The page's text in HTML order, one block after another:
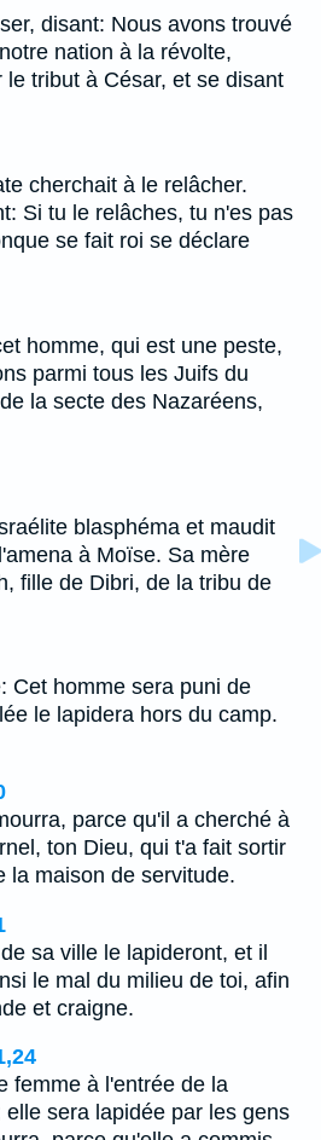
disant: Nous avons trouvé
nation à la révolte,
tribut à César, et se disant
cherchait à le relâcher.
Si tu le relâches, tu n'es pas
se fait roi se déclare
homme, qui est une peste,
parmi tous les Juifs du
la secte des Nazaréens,
blasphéma et maudit
à Moïse. Sa mère
fille de Dibri, de la tribu de
Cet homme sera puni de
le lapidera hors du camp.
parce qu'il a cherché à
ton Dieu, qui t'a fait sortir
la maison de servitude.
sa ville le lapideront, et il
le mal du milieu de toi, afin
et craigne.
femme à l'entrée de la
sera lapidée par les gens